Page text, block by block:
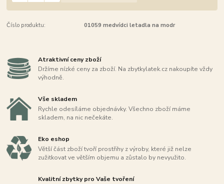
Číslo produktu: 01059 medvídci letadla na modr
Atraktivní ceny zboží
Držíme nízké ceny za zboží. Na zbytkylatek.cz nakoupíte vždy
výhodně.
Vše skladem
Rychle odesíláme objednávky. Všechno zboží máme
skladem, na nic nečekáte.
Eko eshop
Větší část zboží tvoří prostřihy z výroby, které již nelze
zužitkovat ve větším objemu a zůstalo by nevyužito.
Kvalitní zbytky pro Vaše tvoření